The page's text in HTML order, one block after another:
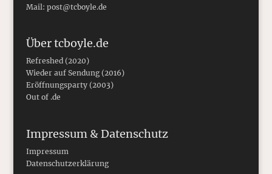
Mail: post@tcboyle.de
Über tcboyle.de
Refreshed (2020)
Wieder auf Sendung (2016)
Eröffnungsparty (2003)
Out of .de
Impressum & Datenschutz
Impressum
Datenschutzerklärung